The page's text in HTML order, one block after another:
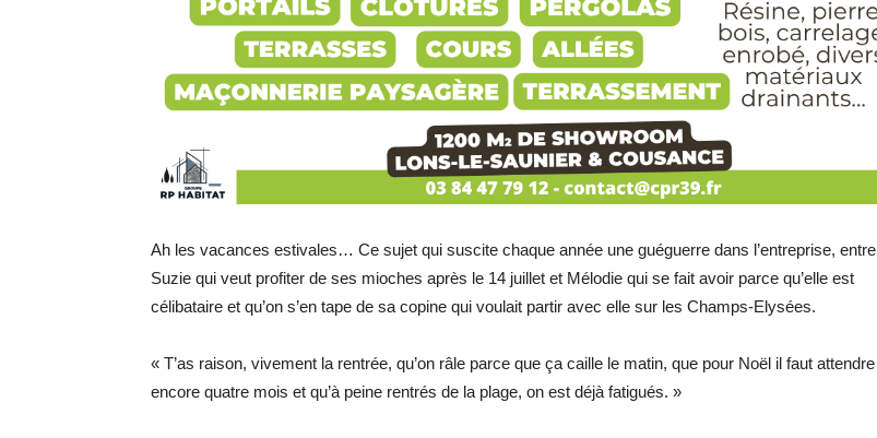
Ah les vacances estivales… Ce sujet qui suscite chaque année une guéguerre dans l’entreprise, entre
Suzie qui veut profiter de ses mioches après le 14 juillet et Mélodie qui se fait avoir parce qu’elle est
célibataire et qu’on s’en tape de sa copine qui voulait partir avec elle sur les Champs-Elysées.
« T’as raison, vivement la rentrée, qu’on râle parce que ça caille le matin, que pour Noël il faut attendre
encore quatre mois et qu’à peine rentrés de la plage, on est déjà fatigués. »